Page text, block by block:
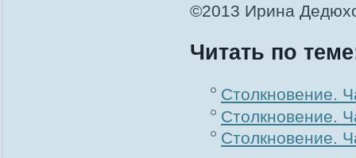
©2013 Ирина
Читать по
Столкновение.
Столкновение.
Столкновение.